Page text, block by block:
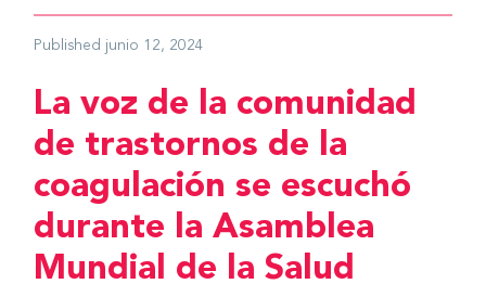
Published junio 12, 2024
La voz de la comunidad
de trastornos de la
coagulación se escuchó
durante la Asamblea
Mundial de la Salud